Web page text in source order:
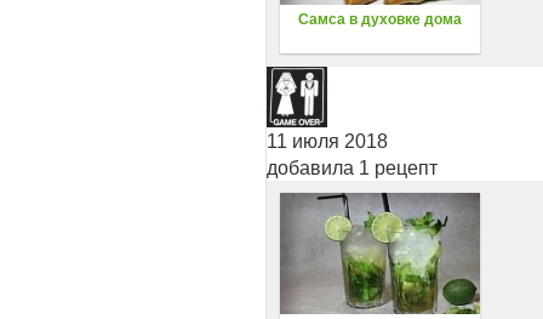
Самса в духовке дома
11 июля 2018
добавила 1 рецепт